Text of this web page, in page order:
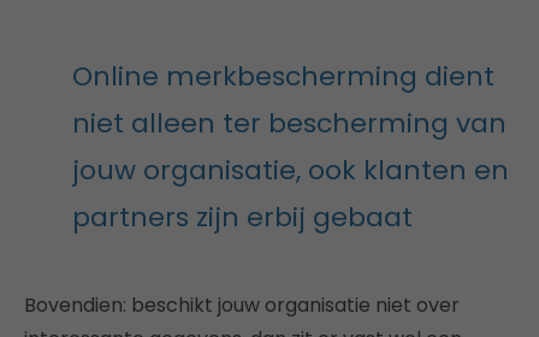
Online merkbescherming dient
niet alleen ter bescherming van
jouw organisatie, ook klanten en
partners zijn erbij gebaat
Bovendien: beschikt jouw organisatie niet over